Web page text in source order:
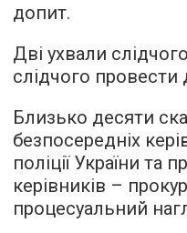
допит.
Дві ухвали
слідчого провести
Близько десяти
безпосередніх
поліції України та
керівників –
процесуальний